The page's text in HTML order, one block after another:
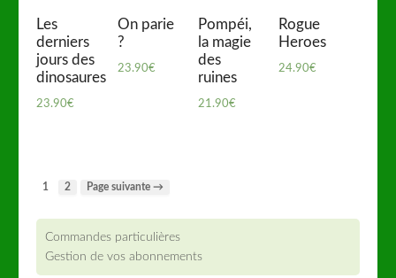
Les
derniers
jours des
dinosaures
23.90€
On parie
?
23.90€
Pompéi,
la magie
des
ruines
21.90€
Rogue
Heroes
24.90€
1 2 Page suivante →
Commandes particulières
Gestion de vos abonnements